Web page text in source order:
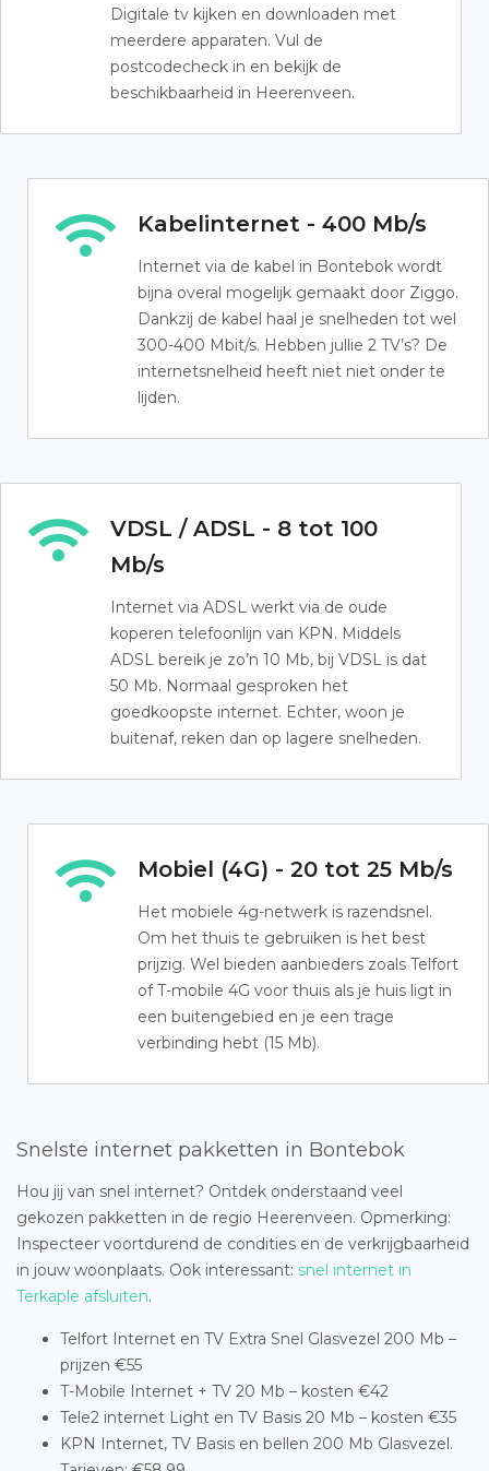
Digitale tv kijken en downloaden met
meerdere apparaten. Vul de
postcodecheck in en bekijk de
beschikbaarheid in Heerenveen.
Kabelinternet - 400 Mb/s
Internet via de kabel in Bontebok wordt
bijna overal mogelijk gemaakt door Ziggo.
Dankzij de kabel haal je snelheden tot wel
300-400 Mbit/s. Hebben jullie 2 TV’s? De
internetsnelheid heeft niet niet onder te
lijden.
VDSL / ADSL - 8 tot 100
Mb/s
Internet via ADSL werkt via de oude
koperen telefoonlijn van KPN. Middels
ADSL bereik je zo’n 10 Mb, bij VDSL is dat
50 Mb. Normaal gesproken het
goedkoopste internet. Echter, woon je
buitenaf, reken dan op lagere snelheden.
Mobiel (4G) - 20 tot 25 Mb/s
Het mobiele 4g-netwerk is razendsnel.
Om het thuis te gebruiken is het best
prijzig. Wel bieden aanbieders zoals Telfort
of T-mobile 4G voor thuis als je huis ligt in
een buitengebied en je een trage
verbinding hebt (15 Mb).
Snelste internet pakketten in Bontebok
Hou jij van snel internet? Ontdek onderstaand veel
gekozen pakketten in de regio Heerenveen. Opmerking:
Inspecteer voortdurend de condities en de verkrijgbaarheid
in jouw woonplaats. Ook interessant: snel internet in
Terkaple afsluiten.
Telfort Internet en TV Extra Snel Glasvezel 200 Mb –
prijzen €55
T-Mobile Internet + TV 20 Mb – kosten €42
Tele2 internet Light en TV Basis 20 Mb – kosten €35
KPN Internet, TV Basis en bellen 200 Mb Glasvezel.